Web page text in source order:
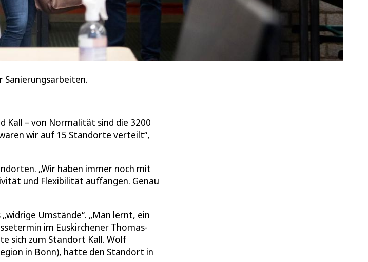
Sanierungsarbeiten.
Kall – von Normalität sind die 3200
wir auf 15 Standorte verteilt“,
„Wir haben immer noch mit
und Flexibilität auffangen. Genau
Umstände“. „Man lernt, ein
im Euskirchener Thomas-
sich zum Standort Kall. Wolf
in Bonn), hatte den Standort in